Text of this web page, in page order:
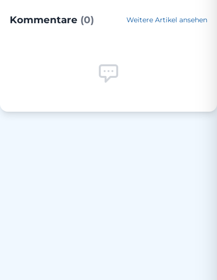
Kommentare (0) Weitere Artikel ansehen